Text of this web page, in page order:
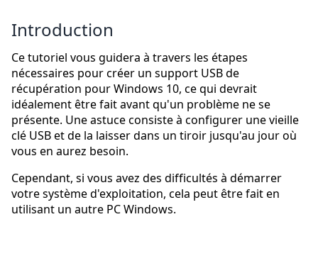
Introduction
Ce tutoriel vous guidera à travers les étapes
nécessaires pour créer un support USB de
récupération pour Windows 10, ce qui devrait
idéalement être fait avant qu'un problème ne se
présente. Une astuce consiste à configurer une vieille
clé USB et de la laisser dans un tiroir jusqu'au jour où
vous en aurez besoin.
Cependant, si vous avez des difficultés à démarrer
votre système d'exploitation, cela peut être fait en
utilisant un autre PC Windows.